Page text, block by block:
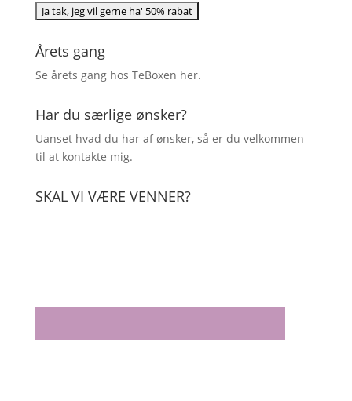
Årets gang
Se årets gang hos TeBoxen her.
Har du særlige ønsker?
Uanset hvad du har af ønsker, så er du velkommen
til at kontakte mig.
SKAL VI VÆRE VENNER?